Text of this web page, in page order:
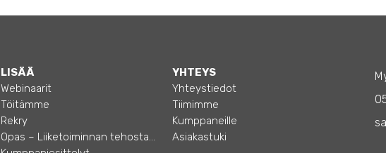
LISÄÄ
Webinaarit
Töitämme
Rekry
Opas – Liiketoiminnan tehostamiseen
YHTEYS
Yhteystiedot
Tiimimme
Kumppaneille
Asiakastuki